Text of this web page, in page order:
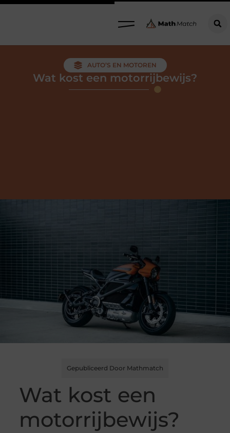
AUTO’S EN MOTOREN
Wat kost een motorrijbewijs?
Gepubliceerd Door Mathmatch
Wat kost een
motorrijbewijs?